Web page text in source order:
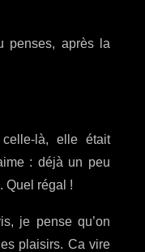
penses, après la
là, elle était
: déjà un peu
Quel régal !
je pense qu’on
plaisirs. Ca vire